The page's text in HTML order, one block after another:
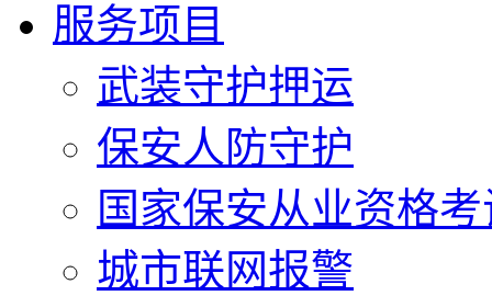
服务项目
武装守护押运
保安人防守护
国家保安从业资格
城市联网报警